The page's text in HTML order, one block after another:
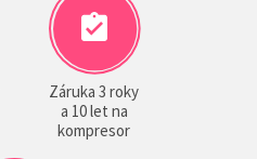
Záruka 3 roky
a 10 let na
kompresor